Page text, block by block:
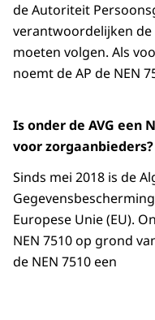
de Autoriteit
verantwoordelijken
moeten volgen. Als
noemt de AP de NEN
Is onder de AVG een
voor zorgaanbieders?
Sinds mei 2018 is de
Europese Unie (EU).
NEN 7510 op grond
de NEN 7510 een